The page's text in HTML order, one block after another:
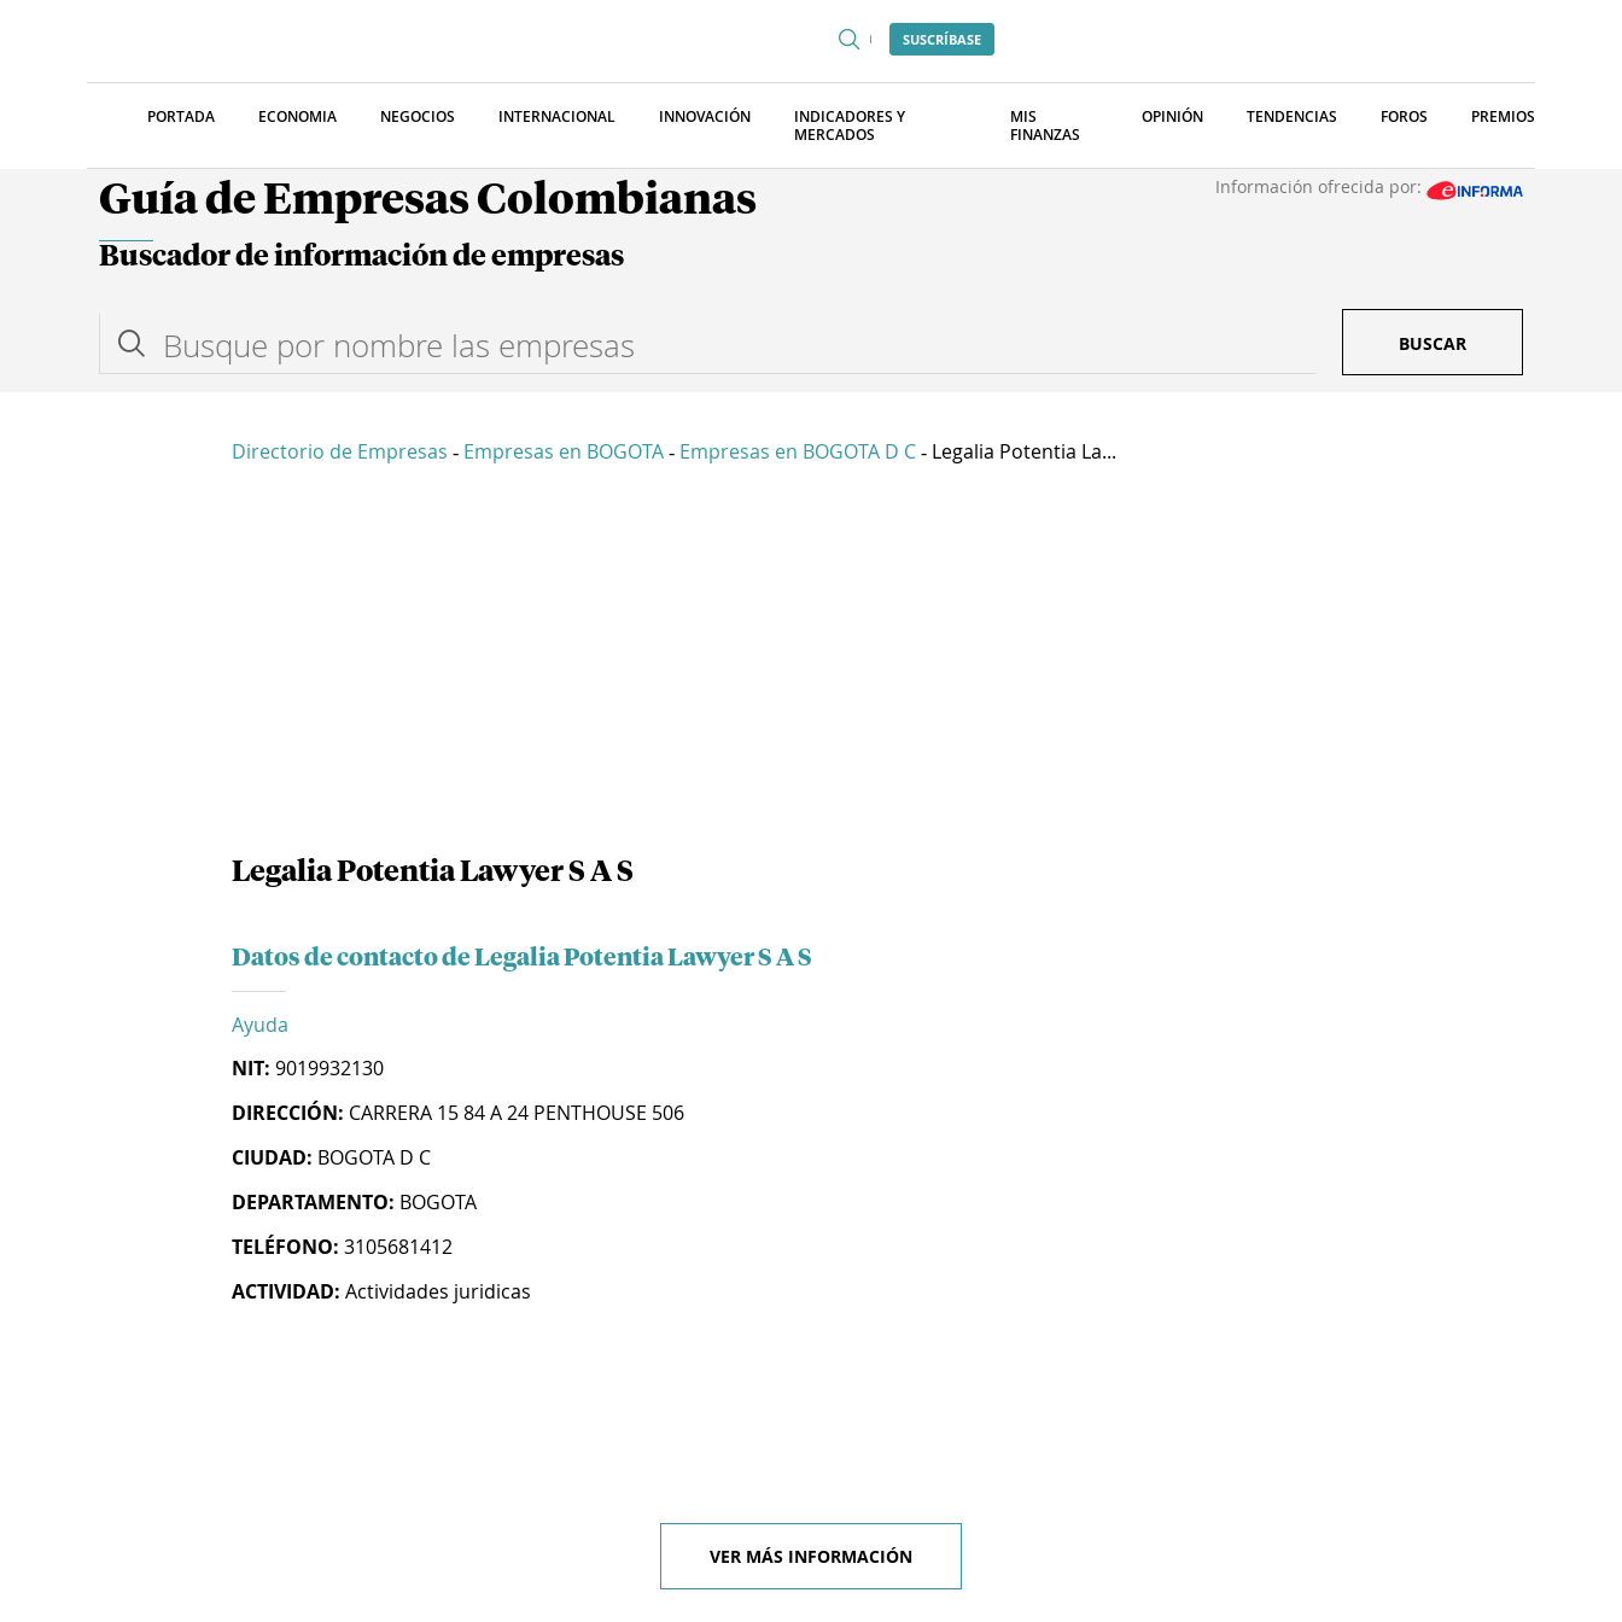
SUSCRÍBASE
PORTADA ECONOMIA NEGOCIOS INTERNACIONAL INNOVACIÓN
INDICADORES Y
MERCADOS
MIS
FINANZAS
OPINIÓN TENDENCIAS FOROS PREMIOS
Guía de Empresas Colombianas Información ofrecida por:
Buscador de información de empresas
BUSCAR
Directorio de Empresas - Empresas en BOGOTA - Empresas en BOGOTA D C - Legalia Potentia La...
Legalia Potentia Lawyer S A S
Datos de contacto de Legalia Potentia Lawyer S A S
Ayuda
NIT: 9019932130
DIRECCIÓN: CARRERA 15 84 A 24 PENTHOUSE 506
CIUDAD: BOGOTA D C
DEPARTAMENTO: BOGOTA
TELÉFONO: 3105681412
ACTIVIDAD: Actividades juridicas
VER MÁS INFORMACIÓN